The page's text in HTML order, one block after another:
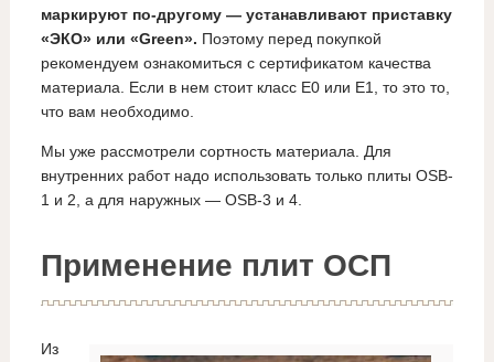
маркируют по-другому — устанавливают приставку
«ЭКО» или «Green». Поэтому перед покупкой
рекомендуем ознакомиться с сертификатом качества
материала. Если в нем стоит класс Е0 или Е1, то это то,
что вам необходимо.
Мы уже рассмотрели сортность материала. Для
внутренних работ надо использовать только плиты OSB-
1 и 2, а для наружных — OSB-3 и 4.
Применение плит ОСП
Из